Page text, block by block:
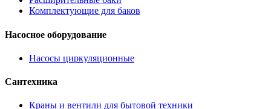
Комплектующие для баков
Насосное оборудование
Насосы циркуляционные
Сантехника
Краны и вентили для бытовой техники